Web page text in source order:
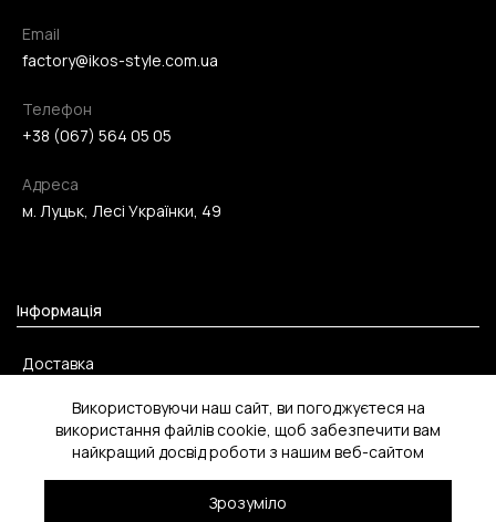
Email
factory@ikos-style.com.ua
Телефон
+38 (067) 564 05 05
Адреса
м. Луцьк, Лесі Українки, 49
Інформація
Доставка
Повернення
Використовуючи наш сайт, ви погоджуєтеся на
використання файлів cookie, щоб забезпечити вам
найкращий досвід роботи з нашим веб-сайтом
Зрозуміло